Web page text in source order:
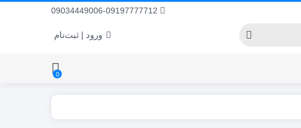
ورود | ثبت‌نام
0